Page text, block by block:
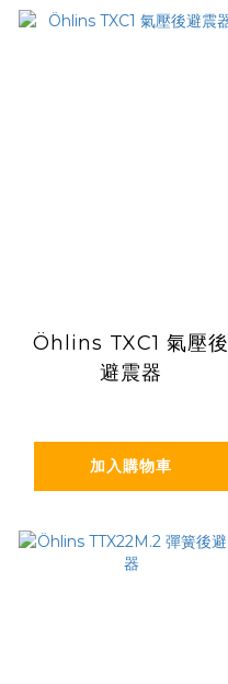
Öhlins TXC1 氣壓後
避震器
加入購物車